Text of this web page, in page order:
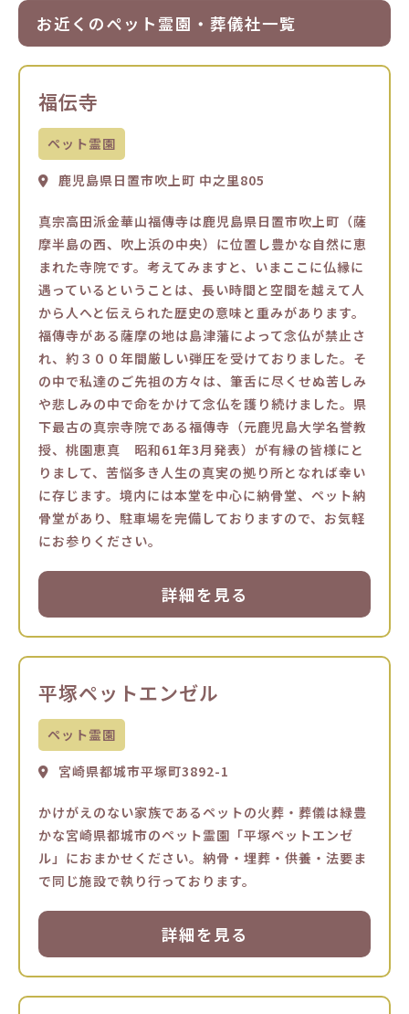
お近くのペット霊園・葬儀社一覧
福伝寺
ペット霊園
鹿児島県日置市吹上町 中之里805
真宗高田派金華山福傳寺は鹿児島県日置市吹上町（薩
摩半島の西、吹上浜の中央）に位置し豊かな自然に恵
まれた寺院です。考えてみますと、いまここに仏縁に
遇っているということは、長い時間と空間を越えて人
から人へと伝えられた歴史の意味と重みがあります。
福傳寺がある薩摩の地は島津藩によって念仏が禁止さ
れ、約３００年間厳しい弾圧を受けておりました。そ
の中で私達のご先祖の方々は、筆舌に尽くせぬ苦しみ
や悲しみの中で命をかけて念仏を護り続けました。県
下最古の真宗寺院である福傳寺（元鹿児島大学名誉教
授、桃園恵真 昭和61年3月発表）が有縁の皆様にと
りまして、苦悩多き人生の真実の拠り所となれば幸い
に存じます。境内には本堂を中心に納骨堂、ペット納
骨堂があり、駐車場を完備しておりますので、お気軽
にお参りください。
詳細を見る
平塚ペットエンゼル
ペット霊園
宮崎県都城市平塚町3892-1
かけがえのない家族であるペットの火葬・葬儀は緑豊
かな宮崎県都城市のペット霊園「平塚ペットエンゼ
ル」におまかせください。納骨・埋葬・供養・法要ま
で同じ施設で執り行っております。
詳細を見る